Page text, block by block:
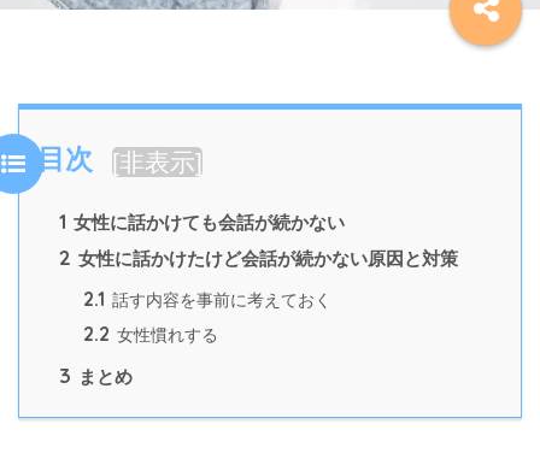
目次 [非表示]
1 女性に話かけても会話が続かない
2 女性に話かけたけど会話が続かない原因と対策
2.1 話す内容を事前に考えておく
2.2 女性慣れする
3 まとめ